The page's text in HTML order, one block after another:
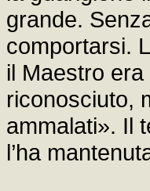
grande.
comportarsi.
il Maestro
riconosciuto,
ammalati». Il
l’ha